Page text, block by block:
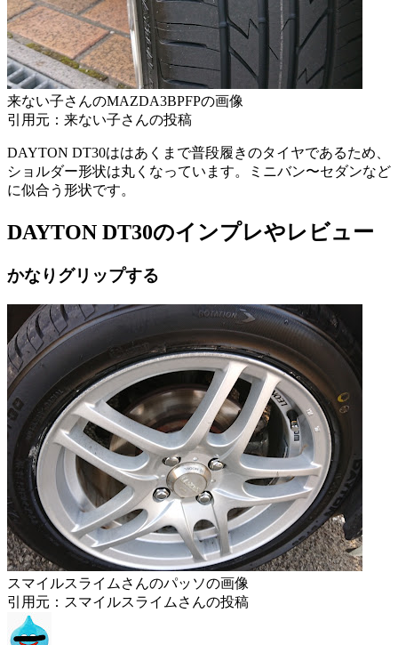
来ない子さんのMAZDA3BPFPの画像
引用元：来ない子さんの投稿
DAYTON DT30ははあくまで普段履きのタイヤであるため、
ショルダー形状は丸くなっています。ミニバン〜セダンなど
に似合う形状です。
DAYTON DT30のインプレやレビュー
かなりグリップする
スマイルスライムさんのパッソの画像
引用元：スマイルスライムさんの投稿